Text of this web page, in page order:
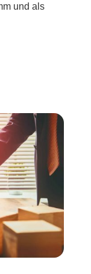
und als